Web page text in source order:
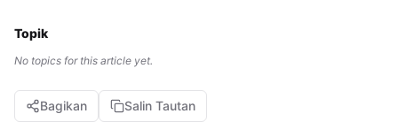
Topik
No topics for this article yet.
Bagikan Salin Tautan